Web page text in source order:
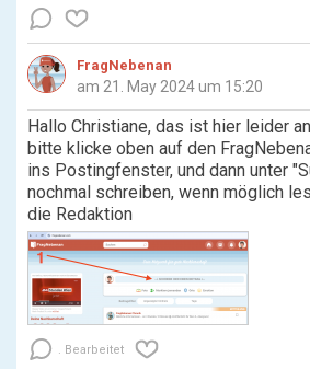
FragNebenan
am 21. May 2024 um 15:20
Hallo Christiane, das ist hier leider
bitte klicke oben auf den
ins Postingfenster, und dann unter
nochmal schreiben, wenn möglich
die Redaktion
Bearbeitet